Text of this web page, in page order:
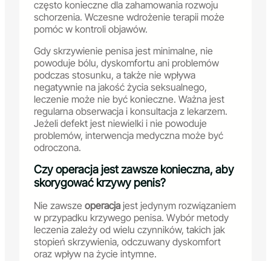
często konieczne dla zahamowania rozwoju
schorzenia. Wczesne wdrożenie terapii może
pomóc w kontroli objawów.
Gdy skrzywienie penisa jest minimalne, nie
powoduje bólu, dyskomfortu ani problemów
podczas stosunku, a także nie wpływa
negatywnie na jakość życia seksualnego,
leczenie może nie być konieczne. Ważna jest
regularna obserwacja i konsultacja z lekarzem.
Jeżeli defekt jest niewielki i nie powoduje
problemów, interwencja medyczna może być
odroczona.
Czy operacja jest zawsze konieczna, aby
skorygować krzywy penis?
Nie zawsze operacja jest jedynym rozwiązaniem
w przypadku krzywego penisa. Wybór metody
leczenia zależy od wielu czynników, takich jak
stopień skrzywienia, odczuwany dyskomfort
oraz wpływ na życie intymne.